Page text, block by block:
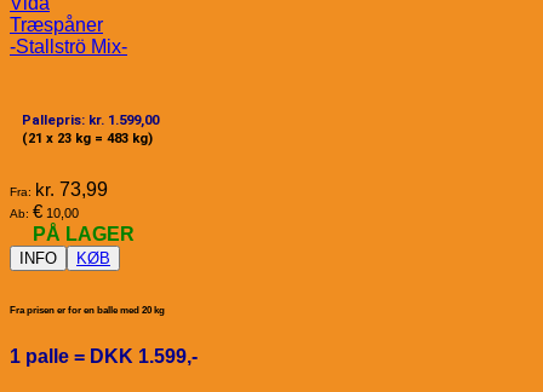
Træspåner
-Stallströ Mix-
Pallepris: kr. 1.599,00
(21 x 23 kg = 483 kg)
Fra: kr. 73,99
Ab: € 10,00
PÅ LAGER
INFO KØB
Fra prisen er for en balle med 20 kg
1 palle = DKK 1.599,-